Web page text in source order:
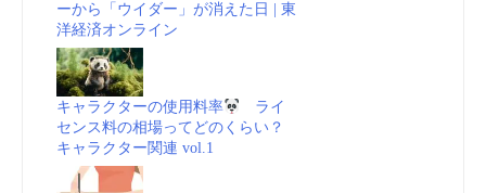
ーから「ウイダー」が消えた日 | 東
洋経済オンライン
キャラクターの使用料率
ライ
センス料の相場ってどのくらい？
キャラクター関連 vol.1